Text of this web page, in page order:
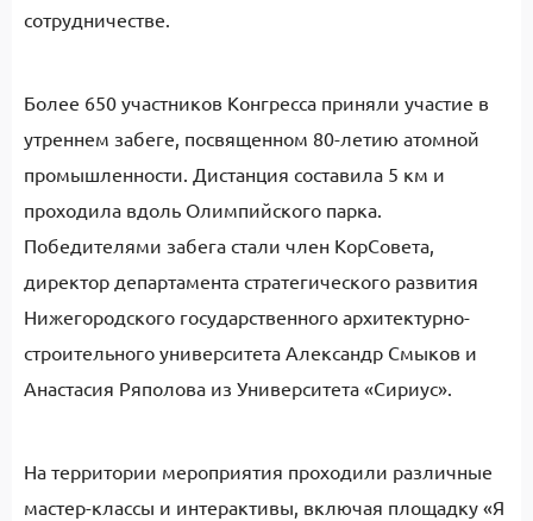
сотрудничестве.
Более 650 участников Конгресса приняли участие в
утреннем забеге, посвященном 80-летию атомной
промышленности. Дистанция составила 5 км и
проходила вдоль Олимпийского парка.
Победителями забега стали член КорСовета,
директор департамента стратегического развития
Нижегородского государственного архитектурно-
строительного университета Александр Смыков и
Анастасия Ряполова из Университета «Сириус».
На территории мероприятия проходили различные
мастер-классы и интерактивы, включая площадку «Я